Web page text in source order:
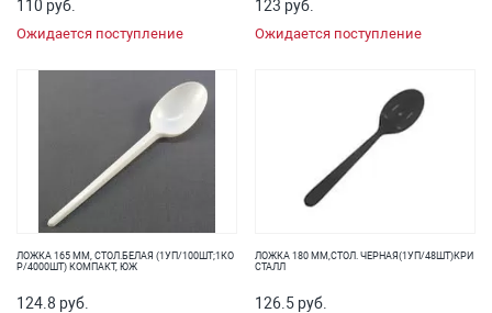
110 руб.
Ожидается поступление
123 руб.
Ожидается поступление
ЛОЖКА 165 ММ, СТОЛ.БЕЛАЯ (1УП/100ШТ;1КО
Р/4000ШТ) КОМПАКТ, ЮЖ
124.8 руб.
ЛОЖКА 180 ММ,СТОЛ. ЧЕРНАЯ(1УП/48ШТ)КРИ
СТАЛЛ
126.5 руб.